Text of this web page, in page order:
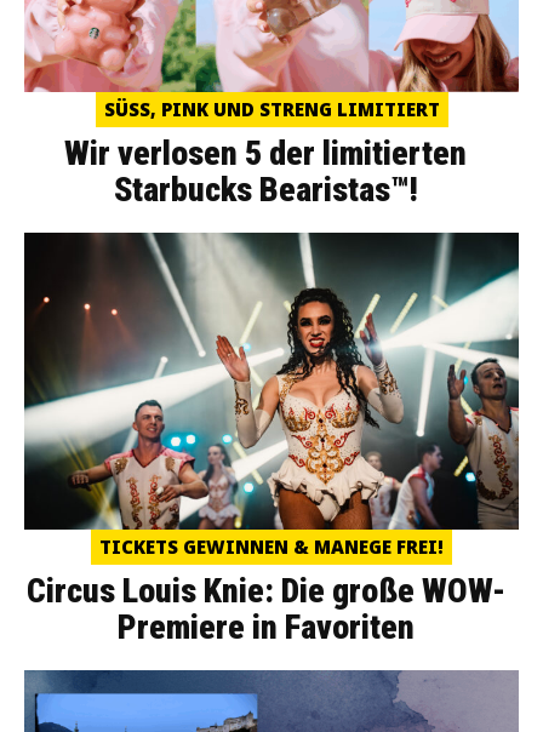
SÜSS, PINK UND STRENG LIMITIERT
Wir verlosen 5 der limitierten
Starbucks Bearistas™!
TICKETS GEWINNEN & MANEGE FREI!
Circus Louis Knie: Die große WOW-
Premiere in Favoriten